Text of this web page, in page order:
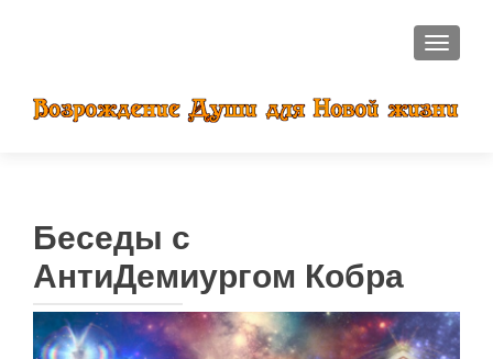
Беседы с
АнтиДемиургом Кобра